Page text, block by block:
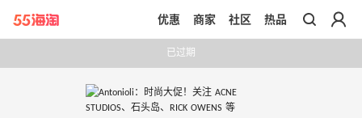
带你去官网买正品
优惠 商家 社区 热品
已过期